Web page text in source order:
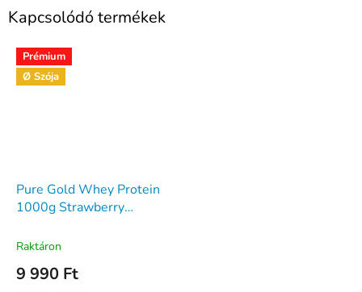
Kapcsolódó termékek
Prémium
Ø Szója
Pure Gold Whey Protein
1000g Strawberry
Raktáron
9 990 Ft